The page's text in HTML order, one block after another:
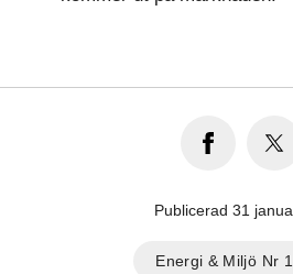
Publicerad 31
Energi & Miljö Nr 1